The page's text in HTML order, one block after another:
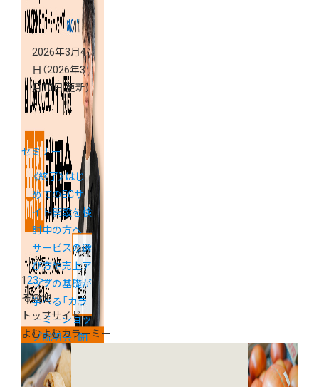
2026年3月4
日 （2026年3
月10日 更新）
セミナー
《終了》はじ
めてのECサ
イト開設を検
討中の方へ
サービスの選
び方や売上ア
ップの基礎が
学べる「カラ
ーミーショッ
プ説明会」開
催
123>»
その他
トップサイド
よむよむカラーミー